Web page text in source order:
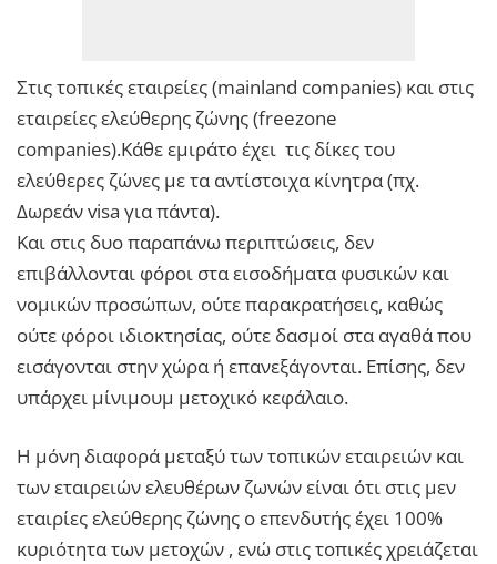
Στις τοπικές εταιρείες (mainland companies) και στις
εταιρείες ελεύθερης ζώνης (freezone
companies).Κάθε εμιράτο έχει τις δίκες του
ελεύθερες ζώνες με τα αντίστοιχα κίνητρα (πχ.
Δωρεάν visa για πάντα).
Και στις δυο παραπάνω περιπτώσεις, δεν
επιβάλλονται φόροι στα εισοδήματα φυσικών και
νομικών προσώπων, ούτε παρακρατήσεις, καθώς
ούτε φόροι ιδιοκτησίας, ούτε δασμοί στα αγαθά που
εισάγονται στην χώρα ή επανεξάγονται. Επίσης, δεν
υπάρχει μίνιμουμ μετοχικό κεφάλαιο.
Η μόνη διαφορά μεταξύ των τοπικών εταιρειών και
των εταιρειών ελευθέρων ζωνών είναι ότι στις μεν
εταιρίες ελεύθερης ζώνης ο επενδυτής έχει 100%
κυριότητα των μετοχών , ενώ στις τοπικές χρειάζεται